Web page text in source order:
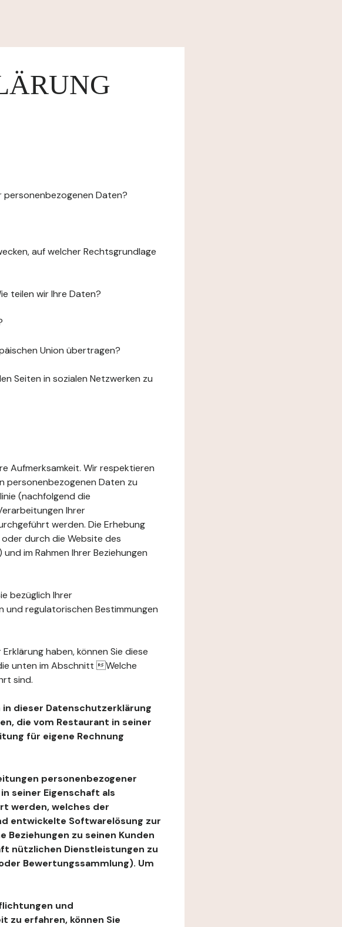
personenbezogenen Daten?
auf welcher Rechtsgrundlage
teilen wir Ihre Daten?
Union übertragen?
Seiten in sozialen Netzwerken zu
Aufmerksamkeit. Wir respektieren
personenbezogenen Daten zu
(nachfolgend die
Ihrer
werden. Die Erhebung
durch die Website des
im Rahmen Ihrer Beziehungen
bezüglich Ihrer
regulatorischen Bestimmungen
haben, können Sie diese
unten im Abschnitt Welche
sind.
dieser Datenschutzerklärung
die vom Restaurant in seiner
für eigene Rechnung
personenbezogener
seiner Eigenschaft als
werden, welches der
entwickelte Softwarelösung zur
zu seinen Kunden
nützlichen Dienstleistungen zu
Bewertungssammlung). Um
und
zu erfahren, können Sie